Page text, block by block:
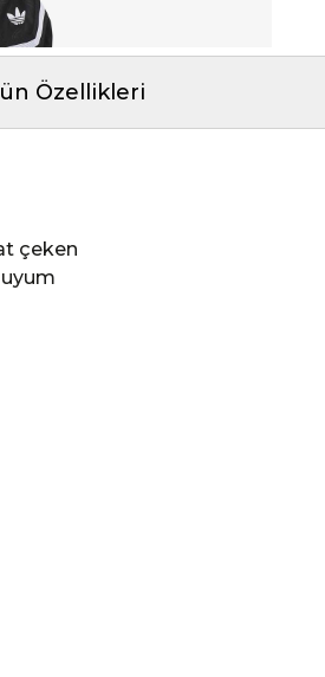
Özellikleri
çeken